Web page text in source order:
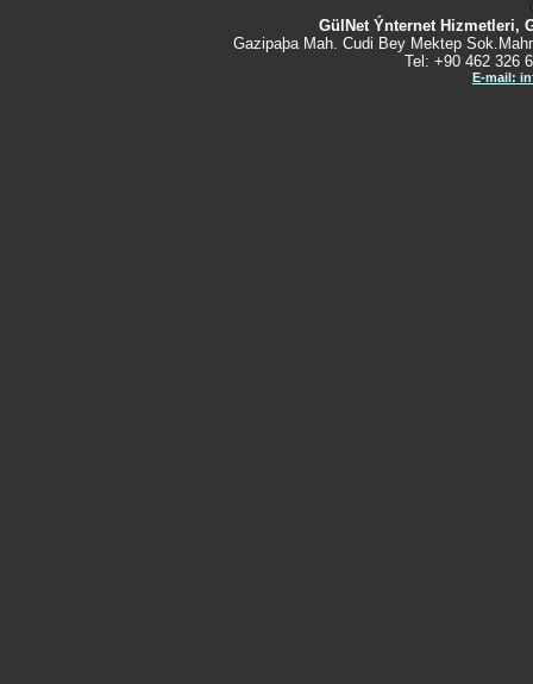
GülNet Ýnternet Hizmetleri,
Gazipaþa Mah. Cudi Bey Mektep
Tel: +90 462 326
E-mail: